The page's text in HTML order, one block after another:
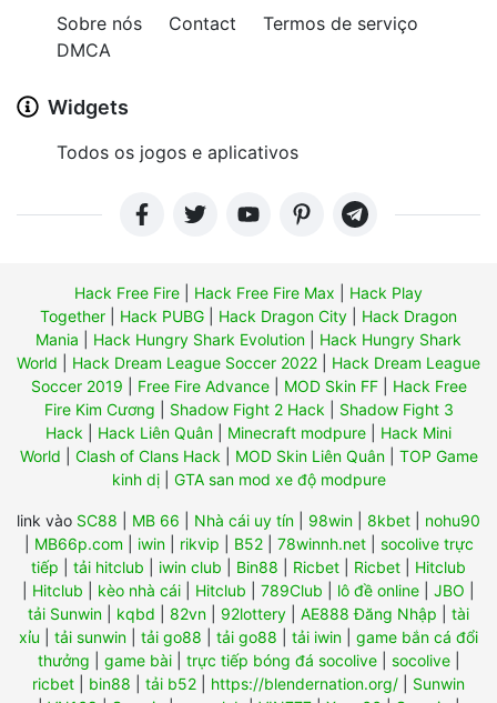
Sobre nós Contact
Termos de serviço
DMCA
Widgets
Todos os jogos e aplicativos
Hack Free Fire Hack Free Fire Max
Hack Play
Together
Hack PUBG Hack Dragon City
Hack Dragon
Mania
Hack Hungry Shark Evolution
Hack Hungry Shark
World
Hack Dream League Soccer 2022
Hack Dream League
Soccer 2019
Free Fire Advance| MOD Skin FF| Hack Free
Fire Kim Cương
Shadow Fight 2 Hack
Shadow Fight 3
Hack
Hack Liên Quân Minecraft modpure
Hack Mini
World
Clash of Clans Hack MOD Skin Liên Quân| TOP Game
kinh dị| GTA san mod xe độ modpure
link vào SC88 MB 66 Nhà cái uy tín 98win 8kbet
nohu90
MB66p.com iwin| rikvip B52| 78winnh.net| socolive trực
tiếp
tải hitclub iwin club Bin88 Ricbet Ricbet
Hitclub
Hitclub kèo nhà cái Hitclub 789Club lô đề online JBO
tải Sunwin
kqbd 82vn 92lottery AE888 Đăng Nhập
tài
xỉu
tải sunwin tải go88 tải go88 tải iwin
game bắn cá đổi
thưởng
game bài| trực tiếp bóng đá socolive| socolive|
ricbet
bin88 tải b52 https://blendernation.org/
Sunwin